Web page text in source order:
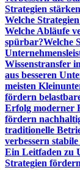
Strategien
Welche
Welche Abläufe
spürbar?Welche
Wissenstransfer
aus besseren
meisten
fördern
Erfolg moderner
fördern
traditionelle
verbessern
Ein Leitfaden zu
Strategien